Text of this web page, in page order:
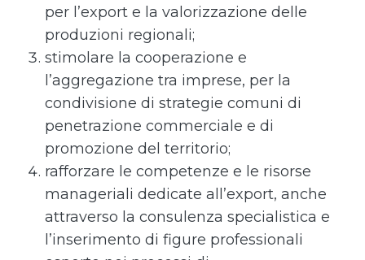
per l’export e la valorizzazione delle
produzioni regionali;
stimolare la cooperazione e
l’aggregazione tra imprese, per la
condivisione di strategie comuni di
penetrazione commerciale e di
promozione del territorio;
rafforzare le competenze e le risorse
manageriali dedicate all’export, anche
attraverso la consulenza specialistica e
l’inserimento di figure professionali